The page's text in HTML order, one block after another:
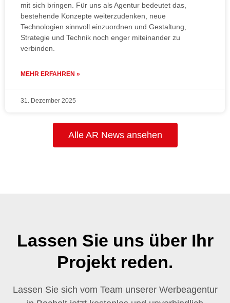
mit sich bringen. Für uns als Agentur bedeutet das,
bestehende Konzepte weiterzudenken, neue
Technologien sinnvoll einzuordnen und Gestaltung,
Strategie und Technik noch enger miteinander zu
verbinden.
MEHR ERFAHREN »
31. Dezember 2025
Alle AR News ansehen
Lassen Sie uns über Ihr
Projekt reden.
Lassen Sie sich vom Team unserer Werbeagentur